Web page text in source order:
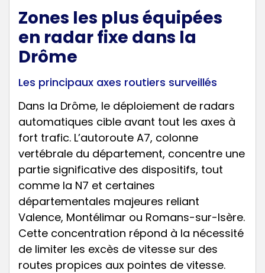
Zones les plus équipées
en radar fixe dans la
Drôme
Les principaux axes routiers surveillés
Dans la Drôme, le déploiement de radars
automatiques cible avant tout les axes à
fort trafic. L’autoroute A7, colonne
vertébrale du département, concentre une
partie significative des dispositifs, tout
comme la N7 et certaines
départementales majeures reliant
Valence, Montélimar ou Romans-sur-Isère.
Cette concentration répond à la nécessité
de limiter les excès de vitesse sur des
routes propices aux pointes de vitesse.